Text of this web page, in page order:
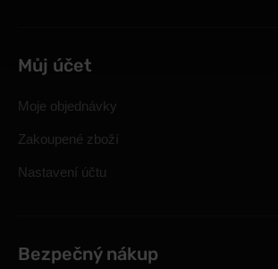
Můj účet
Moje objednávky
Zakoupené zboží
Nastavení účtu
Bezpečný nákup